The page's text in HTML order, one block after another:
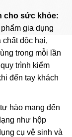
cho sức khỏe:
gia dụng
độc hại,
trong mỗi lần
trình kiểm
đến tay khách
hào mang đến
như hộp
cụ vệ sinh và